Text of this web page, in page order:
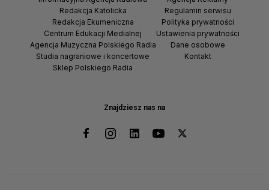
Znajdziesz nas na
Redakcja Katolicka
Redakcja Ekumeniczna
Centrum Edukacji Medialnej
Agencja Muzyczna Polskiego Radia
Studia nagraniowe i koncertowe
Sklep Polskiego Radia
Regulamin serwisu
Polityka prywatności
Ustawienia prywatności
Dane osobowe
Kontakt